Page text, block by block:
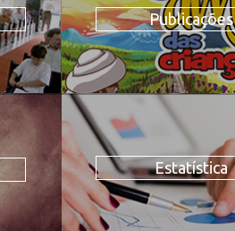
Publicações
Estatística